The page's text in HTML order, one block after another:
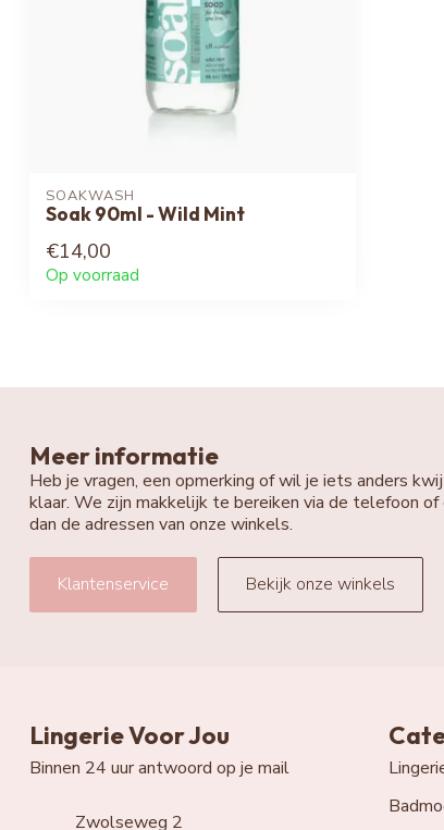
SOAKWASH
Soak 90ml - Wild Mint
€14,00
Op voorraad
Meer informatie
Heb je vragen, een opmerking of wil je iets anders
klaar. We zijn makkelijk te bereiken via de telefoon
dan de adressen van onze winkels.
Klantenservice Bekijk onze winkels
Lingerie Voor Jou
Binnen 24 uur antwoord op je mail
Zwolseweg 2